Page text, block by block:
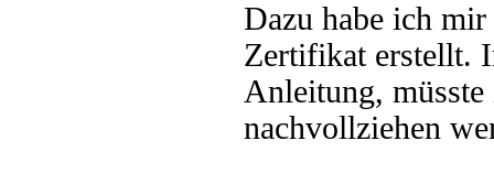
Dazu habe ich
Zertifikat erstellt.
Anleitung,
nachvollziehen